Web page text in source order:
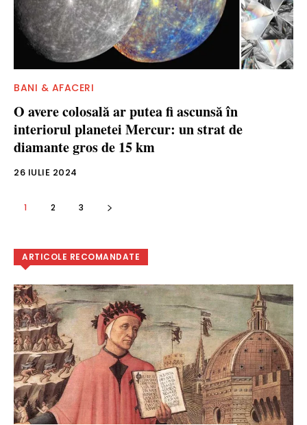
BANI & AFACERI
O avere colosală ar putea fi ascunsă în
interiorul planetei Mercur: un strat de
diamante gros de 15 km
26 IULIE 2024
1 2 3
ARTICOLE RECOMANDATE